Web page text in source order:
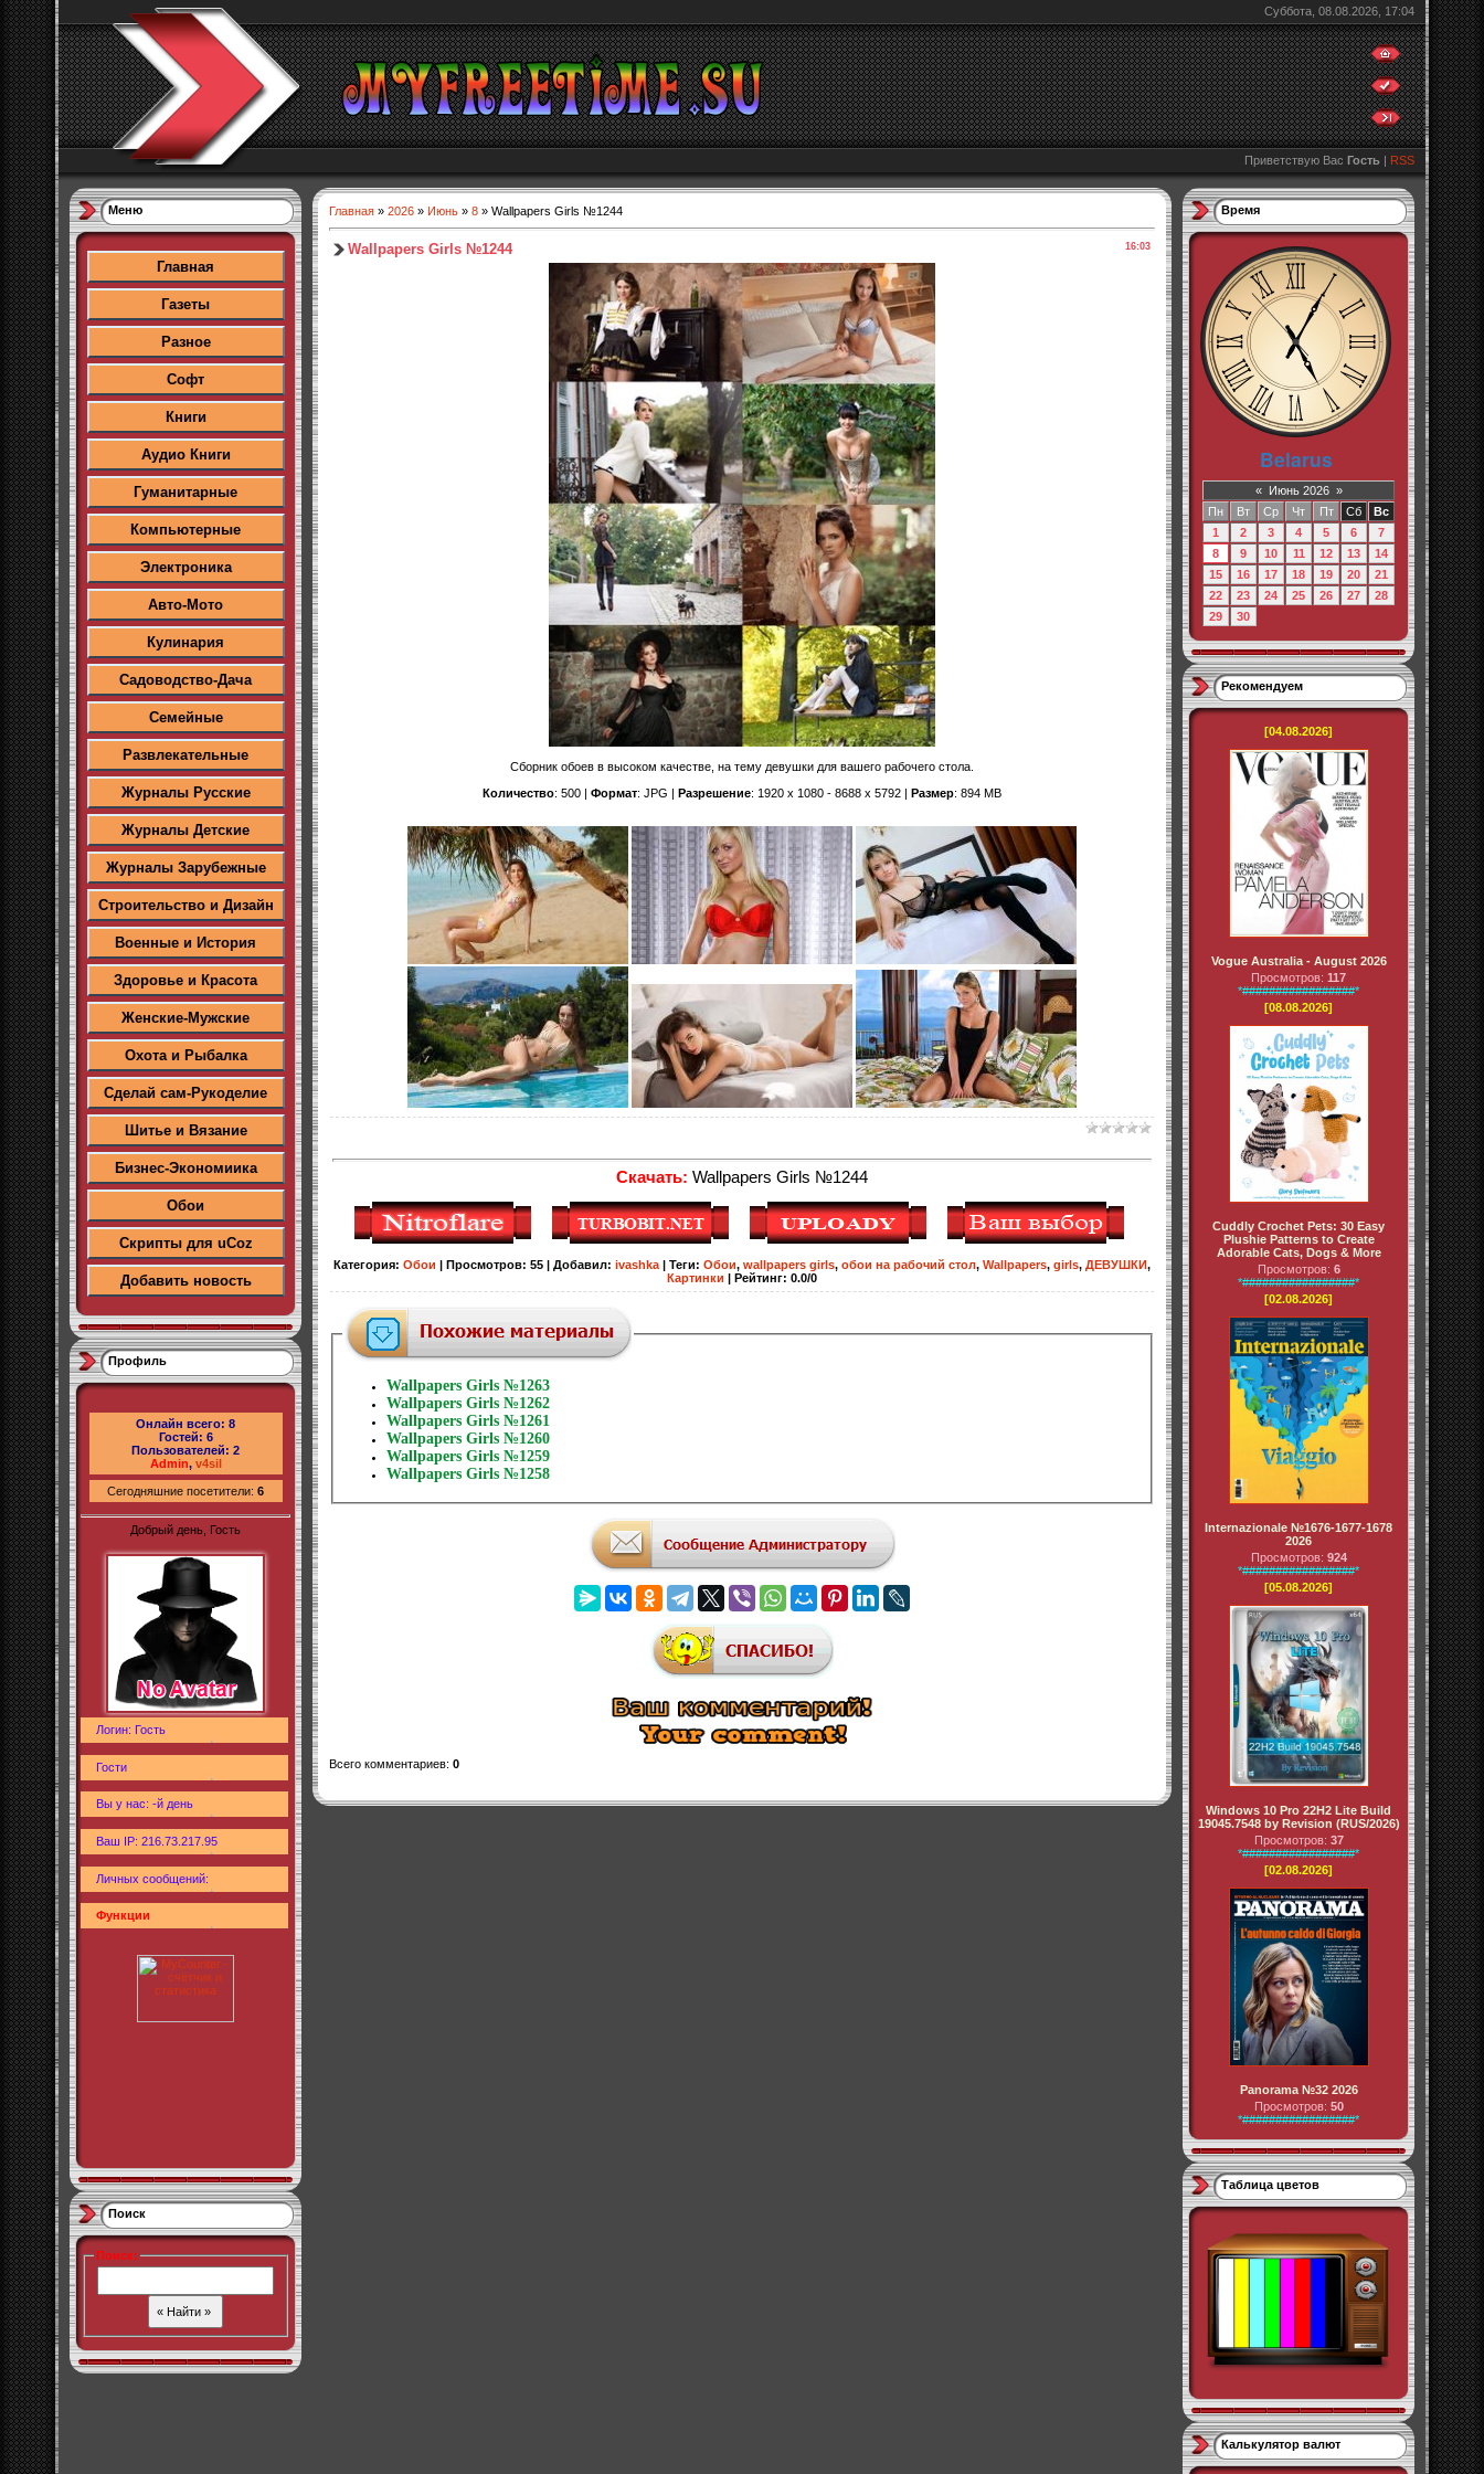
Суббота, 08.08.2026, 17:04
Приветствую Вас Гость | RSS
Меню
Главная
Газеты
Разное
Софт
Книги
Аудио Книги
Гуманитарные
Компьютерные
Электроника
Авто-Мото
Кулинария
Садоводство-Дача
Семейные
Развлекательные
Журналы Русские
Журналы Детские
Журналы Зарубежные
Строительство и Дизайн
Военные и История
Здоровье и Красота
Женские-Мужские
Охота и Рыбалка
Сделай сам-Рукоделие
Шитье и Вязание
Бизнес-Экономиика
Обои
Скрипты для uCoz
Добавить новость
Профиль
Онлайн всего: 8
Гостей: 6
Пользователей: 2
Admin, v4sil
Сегодняшние посетители: 6
Добрый день, Гость
Логин: Гость
Гости
Вы у нас: -й день
Ваш IP: 216.73.217.95
Личных сообщений:
Функции
Поиск
Поиск:
Главная » 2026 » Июнь » 8 » Wallpapers Girls №1244
16:03
Wallpapers Girls №1244
Сборник обоев в высоком качестве, на тему девушки для вашего рабочего стола.
Количество: 500 | Формат: JPG | Разрешение: 1920 x 1080 - 8688 x 5792 | Размер: 894 MB
Скачать: Wallpapers Girls №1244
Категория: Обои Просмотров: 55 Добавил: ivashka Теги: Обои, wallpapers girls, обои на рабочий стол, Wallpapers, girls, ДЕВУШКИ,
Картинки
Рейтинг: 0.0/0
Wallpapers Girls №1263
Wallpapers Girls №1262
Wallpapers Girls №1261
Wallpapers Girls №1260
Wallpapers Girls №1259
Wallpapers Girls №1258
Всего комментариев: 0
Время
« Июнь 2026 »
Пн
Вт Ср Чт Пт Сб
Вс
1
2 3 4 5 6
7
8
9 10 11 12 13
14
15
16 17 18 19 20
21
22
23 24 25 26 27
28
29
30
Рекомендуем
[04.08.2026]
Vogue Australia - August 2026
Просмотров: 117
*#################*
[08.08.2026]
Cuddly Crochet Pets: 30 Easy
Plushie Patterns to Create
Adorable Cats, Dogs & More
Просмотров: 6
*#################*
[02.08.2026]
Internazionale №1676-1677-1678
2026
Просмотров: 924
*#################*
[05.08.2026]
Windows 10 Pro 22H2 Lite Build
19045.7548 by Revision (RUS/2026)
Просмотров: 37
*#################*
[02.08.2026]
Panorama №32 2026
Просмотров: 50
*#################*
Таблица цветов
Калькулятор валют